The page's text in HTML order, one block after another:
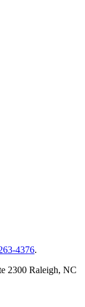
4376.
2300 Raleigh, NC